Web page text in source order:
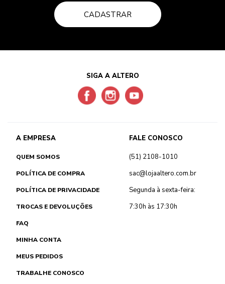
CADASTRAR
SIGA A ALTERO
A EMPRESA
QUEM SOMOS
POLÍTICA DE COMPRA
POLÍTICA DE PRIVACIDADE
TROCAS E DEVOLUÇÕES
FAQ
MINHA CONTA
MEUS PEDIDOS
TRABALHE CONOSCO
FALE CONOSCO
(51) 2108-1010
sac@lojaaltero.com.br
Segunda à sexta-feira:
7:30h às 17:30h